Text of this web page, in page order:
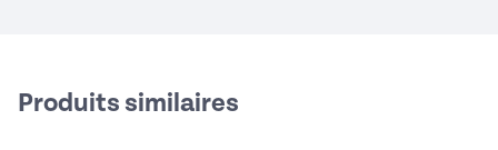
Produits similaires